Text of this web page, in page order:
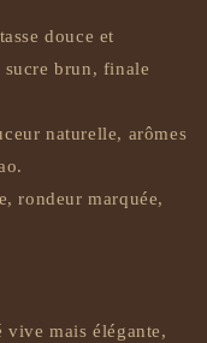
douce et
sucre brun, finale
naturelle, arômes
rondeur marquée,
vive mais élégante,